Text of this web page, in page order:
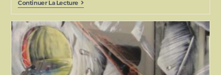
Continuer La Lecture